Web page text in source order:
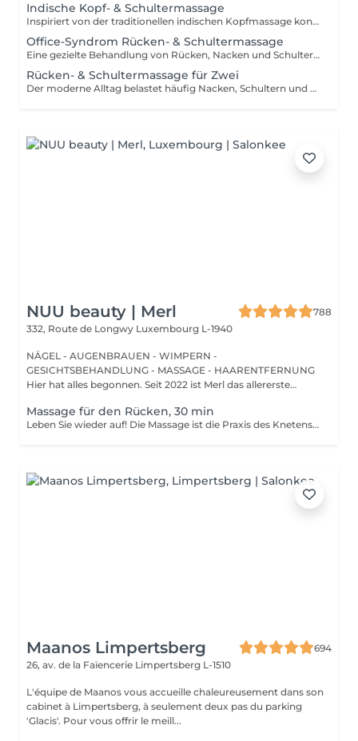
Indische Kopf- & Schultermassage
Inspiriert von der traditionellen indischen Kopfmassage konzentriert sich diese wohltuende Behandlung auf Kopf, Nacken, Schultern, oberen Rücken und Arme. Hochwertiges Arganöl wird sanft in Kopfhaut und Haare einmassiert, während gezielte Massagetechniken Verspannungen lösen, den Geist beruhigen und Haar sowie Kopfhaut neue Vitalität verleihen.
Office-Syndrom Rücken- & Schultermassage
Eine gezielte Behandlung von Rücken, Nacken und Schultern mit einer Kombination aus Hand-, Daumen-, Unterarm- und Ellenbogentechniken. Ideal zur Linderung von Verspannungen, Muskelsteifheit und Beschwerden, die durch langes Sitzen, Bildschirmarbeit oder Alltagsstress entstehen. Die Behandlung hilft dabei, den Oberkörper zu lockern und die Beweglichkeit zu verbessern.
Rücken- & Schultermassage für Zwei
Der moderne Alltag belastet häufig Nacken, Schultern und oberen Rücken. Diese gezielte Behandlung nutzt verschiedene Massagetechniken, um Verspannungen zu lösen, Muskelsteifheit zu reduzieren und das Wohlbefinden im Oberkörper zu fördern. Die ideale Wahl für zwei Personen, die gemeinsam entspannen und dem Alltagsstress entfliehen möchten.
NUU beauty | Merl
788
332, Route de Longwy Luxembourg L-1940
NÄGEL - AUGENBRAUEN - WIMPERN -
GESICHTSBEHANDLUNG - MASSAGE - HAARENTFERNUNG
Hier hat alles begonnen. Seit 2022 ist Merl das allererste
Massage für den Rücken, 30 min
Leben Sie wieder auf! Die Massage ist die Praxis des Knetens oder Manipulierens der Muskeln und anderer Weichteile einer Person, um Stress zu reduzieren, Muskelschmerzen zu lindern, die Entspannung zu fördern und die Funktion des Immunsystems zu verbessern. Vorteile einer Rückenmassage für die Gesundheit: - reduziert Stress - entspannend - verbessert die Durchblutung - verbessert das Immunsystem des Körpers Wie wird die Rückenmassage für die Gesundheit durchgeführt? - Kopf und Nacken werden massiert - Schultern und Rücken werden massiert - Hände und Arme werden massiert Altersbeschränkungen: es gibt keine Altersbeschränkungen für dieses Verfahren. Empfehlungen nach dem Eingriff: nach dem Eingriff 2-3 Stunden keinen Sport und plötzliche Bewegungen machen. Frequenz: 1-2 Mal pro Woche, insgesamt 10 Mal. Wiederholen Sie den Eingriff alle 3-6 Monate.
Maanos Limpertsberg
694
26, av. de la Faïencerie Limpertsberg L-1510
L'équipe de Maanos vous accueille chaleureusement dans son
cabinet à Limpertsberg, à seulement deux pas du parking
'Glacis'. Pour vous offrir le meill...